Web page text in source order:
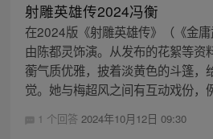
射雕英雄传2024冯衡
在2024版《射雕英雄传》（《金
由陈都灵饰演。从发布的花絮等资
蘅气质优雅，披着淡黄色的斗篷，
觉。她与梅超风之间有互动戏份，
1 个回答 2024年10月12日 09:30